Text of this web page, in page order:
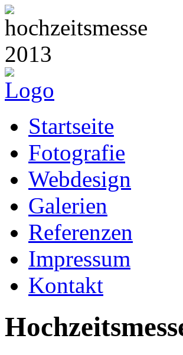
Startseite
Fotografie
Webdesign
Galerien
Referenzen
Impressum
Kontakt